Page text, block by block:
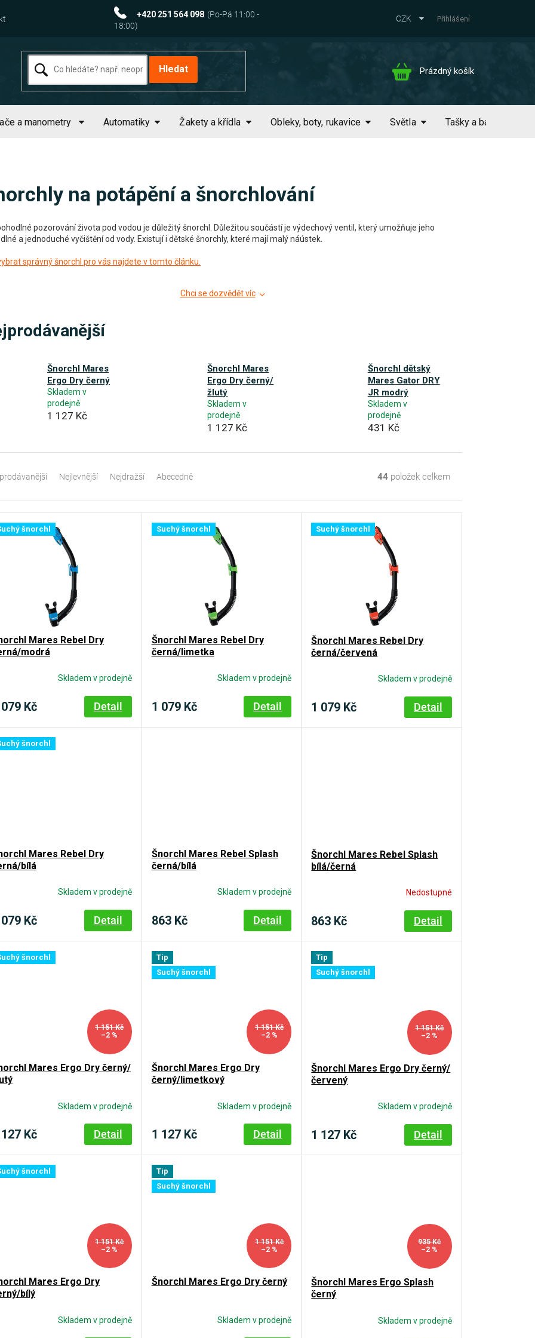
+420 251 564 098 CZK Přihlášení
Hledat
Nákupní
Prázdný košík
a manometry Automatiky Žakety a křídla Obleky, boty, rukavice Světla Tašky a batohy
na potápění a šnorchlování
pozorování života pod vodou je důležitý šnorchl. Důležitou součástí je výdechový ventil, který umožňuje jeho
a jednoduché vyčištění od vody. Existují i dětské šnorchly, které mají malý náústek.
správný šnorchl pro vás najdete v tomto článku.
Chci se dozvědět víc
Šnorchl Mares
Ergo Dry černý
Skladem v
prodejně
1 127 Kč
Šnorchl Mares
Ergo Dry černý/
žlutý
Skladem v
prodejně
1 127 Kč
Šnorchl dětský
Mares Gator DRY
JR modrý
Skladem v
prodejně
431 Kč
Nejlevnější Nejdražší Abecedně 44 položek celkem
šnorchl
Mares Rebel Dry
modrá
Skladem v prodejně
Kč Detail
Suchý šnorchl
Šnorchl Mares Rebel Dry
černá/limetka
Skladem v prodejně
1 079 Kč Detail
Suchý šnorchl
Šnorchl Mares Rebel Dry
černá/červená
Skladem v prodejně
1 079 Kč Detail
šnorchl
Mares Rebel Dry
bílá
Skladem v prodejně
Kč Detail
Šnorchl Mares Rebel Splash
černá/bílá
Skladem v prodejně
863 Kč Detail
Šnorchl Mares Rebel Splash
bílá/černá
Nedostupné
863 Kč Detail
šnorchl
1 151 Kč
–2 %
Mares Ergo Dry černý/
Skladem v prodejně
Kč Detail
Tip
Suchý šnorchl
1 151 Kč
–2 %
Šnorchl Mares Ergo Dry
černý/limetkový
Skladem v prodejně
1 127 Kč Detail
Tip
Suchý šnorchl
1 151 Kč
–2 %
Šnorchl Mares Ergo Dry černý/
červený
Skladem v prodejně
1 127 Kč Detail
šnorchl
1 151 Kč
–2 %
Mares Ergo Dry
bílý
Skladem v prodejně
Tip
Suchý šnorchl
1 151 Kč
–2 %
Šnorchl Mares Ergo Dry černý
Skladem v prodejně
935 Kč
–2 %
Šnorchl Mares Ergo Splash
černý
Skladem v prodejně